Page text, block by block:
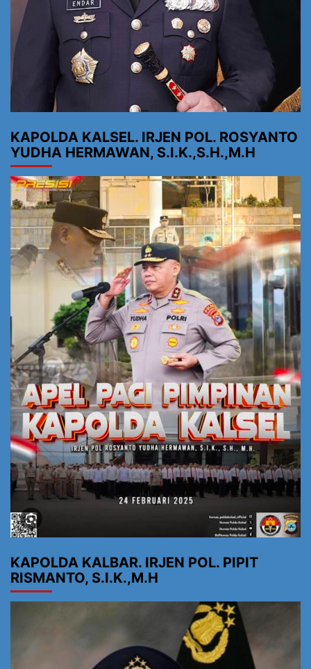
KAPOLDA KALSEL. IRJEN POL. ROSYANTO
YUDHA HERMAWAN, S.I.K.,S.H.,M.H
KAPOLDA KALBAR. IRJEN POL. PIPIT
RISMANTO, S.I.K.,M.H